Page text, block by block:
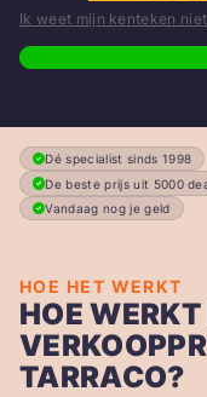
Ik weet mijn kenteken niet
Dé specialist sinds 1998
De beste prijs uit 5000
Vandaag nog je geld
HOE HET WERKT
HOE
TARRACO?